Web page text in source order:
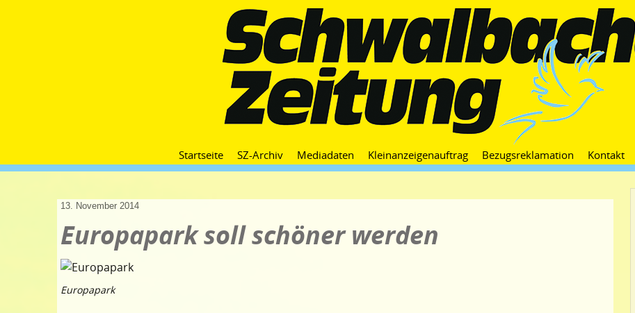
Zum
Inhalt
Startseite SZ-Archiv Mediadaten Kleinanzeigenauftrag Bezugsreklamation Kontakt
13. November 2014
Europapark soll schöner werden
Europapark